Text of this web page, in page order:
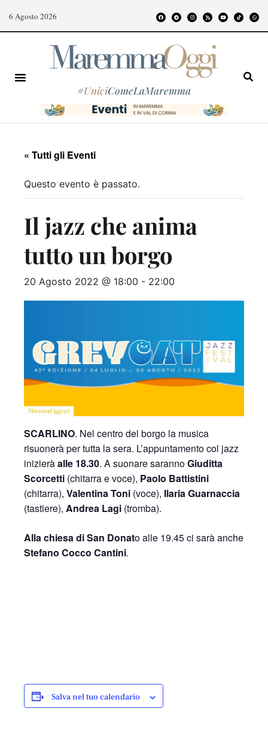
6 Agosto 2026
#UniciComeLaMaremma
« Tutti gli Eventi
Questo evento è passato.
Il jazz che anima
tutto un borgo
20 Agosto 2022 @ 18:00 - 22:00
SCARLINO. Nel centro del borgo la musica
risuonerà per tutta la sera. L’appuntamento col jazz
inizieràalle 18.30. A suonare sarannoGiuditta
Scorcetti (chitarra e voce), Paolo Battistini
(chitarra), Valentina Toni (voce), Ilaria Guarnaccia
(tastiere), Andrea Lagi (tromba).
Alla chiesa di San Donato alle 19.45 ci sarà anche
Stefano Cocco Cantini.
Salva nel tuo calendario